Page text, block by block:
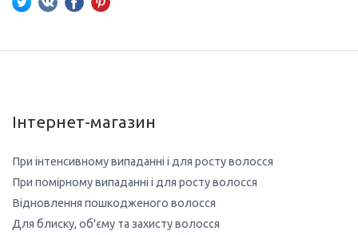
Інтернет-магазин
При інтенсивному випаданні і для росту волосся
При помірному випаданні і для росту волосся
Відновлення пошкодженого волосся
Для блиску, об'єму та захисту волосся